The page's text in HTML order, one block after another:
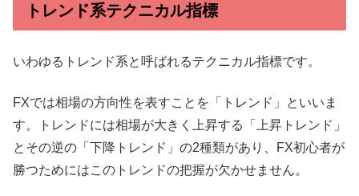
トレンド系テクニカル指標
いわゆるトレンド系と呼ばれるテクニカル指標です。
FXでは相場の方向性を表すことを「トレンド」といいま
す。トレンドには相場が大きく上昇する「上昇トレンド」
とその逆の「下降トレンド」の2種類があり、FX初心者が
勝つためにはこのトレンドの把握が欠かせません。